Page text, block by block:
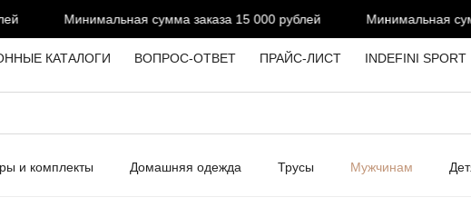
Минимальная сумма заказа 15 000 рублей Минимальная
КАТАЛОГИ ВОПРОС-ОТВЕТ ПРАЙС-ЛИСТ INDEFINI SPORT
и комплекты Домашняя одежда Трусы Мужчинам